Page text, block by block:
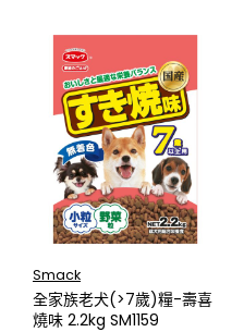
Smack
全家族老犬(>7歲)糧-壽喜
燒味 2.2kg SM1159